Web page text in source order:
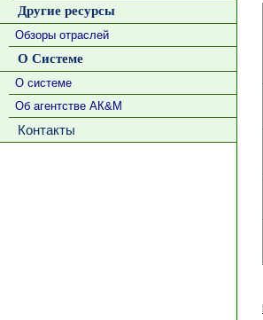
Другие ресурсы
Обзоры отраслей
О Системе
О системе
Об агентстве АК&М
Контакты